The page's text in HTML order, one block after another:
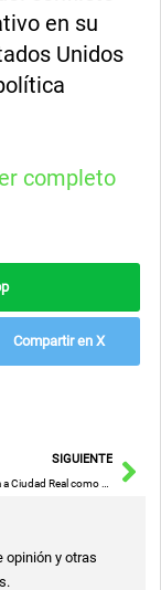
en su
Unidos
completo
Compartir en X
SIGUIENTE
Diputación Apoya a Ciudad Real como Sede del Congreso Internacional de la Cebolla 2027, Liderado por Miguel Ángel Valverde
opinión y otras